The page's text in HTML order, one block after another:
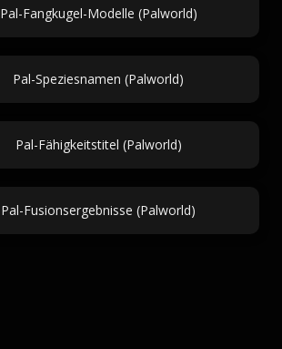
Pal-Fangkugel-Modelle (Palworld)
Pal-Speziesnamen (Palworld)
Pal-Fähigkeitstitel (Palworld)
Pal-Fusionsergebnisse (Palworld)